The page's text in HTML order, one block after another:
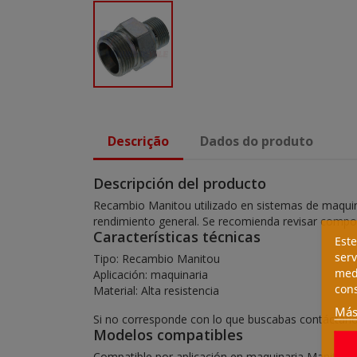
Descrição Dados do produto
Descripción del producto
Recambio Manitou utilizado en sistemas de
rendimiento general. Se recomienda revisar
Características técnicas
Tipo: Recambio Manitou
Aplicación: maquinaria
Material: Alta resistencia
Si no corresponde con lo que buscabas
Modelos compatibles